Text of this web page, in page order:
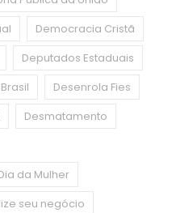
Democracia Cristã
Deputados Estaduais
Desenrola Fies
Desmatamento
da Mulher
seu negócio